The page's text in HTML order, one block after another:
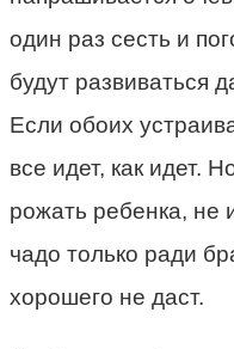
один раз сесть и
будут развиваться
Если обоих
все идет, как идет.
рожать ребенка, не
чадо только ради
хорошего не даст.